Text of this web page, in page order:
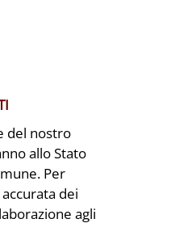
del nostro
allo Stato
Per
dei
agli